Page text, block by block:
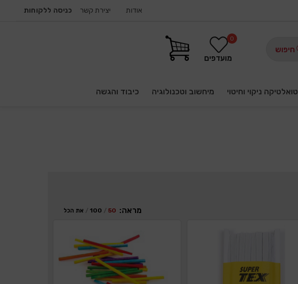
אודות יצירת קשר כניסה ללקוחות
חיפוש
מועדפים
0
טואלטיקה ניקוי וחיטוי מיחשוב וטכנולוגיה כיבוד והגשה
מראה: 50
100 את הכל